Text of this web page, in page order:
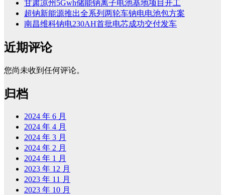
甘肃凉州5Gwh储能钠离子电池基地项目开工
超钠新能源推出全系列两轮车钠电电池包方案
南昌维科钠电230AH首批电芯成功交付发车
近期评论
您尚未收到任何评论。
归档
2024 年 6 月
2024 年 4 月
2024 年 3 月
2024 年 2 月
2024 年 1 月
2023 年 12 月
2023 年 11 月
2023 年 10 月